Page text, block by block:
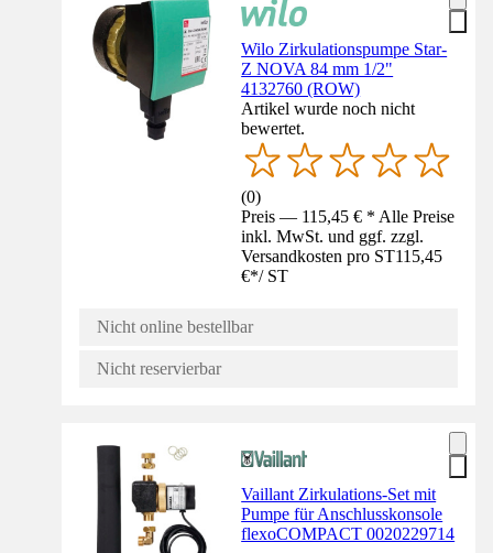
Wilo Zirkulationspumpe Star-
Z NOVA 84 mm 1/2"
4132760 (ROW)
Artikel wurde noch nicht
bewertet.
(0)
Preis — 115,45 € * Alle Preise
inkl. MwSt. und ggf. zzgl.
Versandkosten pro ST115,45
€*/ ST
Nicht online bestellbar
Nicht reservierbar
Vaillant Zirkulations-Set mit
Pumpe für Anschlusskonsole
flexoCOMPACT 0020229714